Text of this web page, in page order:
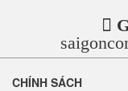
CHÍNH SÁCH